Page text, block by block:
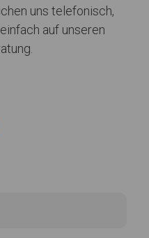
uns telefonisch,
auf unseren